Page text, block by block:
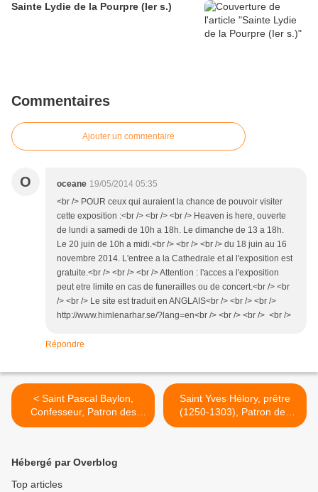
Sainte Lydie de la Pourpre (Ier s.)
Commentaires
Ajouter un commentaire
O oceane 19/05/2014 05:35
<br /> POUR ceux qui auraient la chance de pouvoir visiter
cette exposition :<br /> <br /> <br /> Heaven is here, ouverte
de lundi a samedi de 10h a 18h. Le dimanche de 13 a 18h.
Le 20 juin de 10h a midi.<br /> <br /> <br /> du 18 juin au 16
novembre 2014. L'entree a la Cathedrale et al l'exposition est
gratuite.<br /> <br /> <br /> Attention : l'acces a l'exposition
peut etre limite en cas de funerailles ou de concert.<br /> <br
/> <br /> Le site est traduit en ANGLAIS<br /> <br /> <br />
http://www.himlenarhar.se/?lang=en<br /> <br /> <br /> <br />
Répondre
< Saint Pascal Baylon,
Confesseur, Patron des
Oeuvres eucharistiques
Saint Yves Hélory, prêtre
(1250-1303), Patron des
avocats et de la Bretagne >
Hébergé par Overblog
Top articles